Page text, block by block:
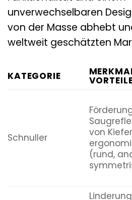
unverwechselbaren
von der Masse abhebt
weltweit geschätzten
KATEGORIE
Schnuller
von
(rund,